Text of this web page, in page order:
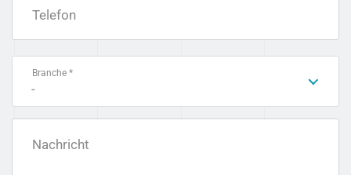
Telefon
Branche *
-
Nachricht